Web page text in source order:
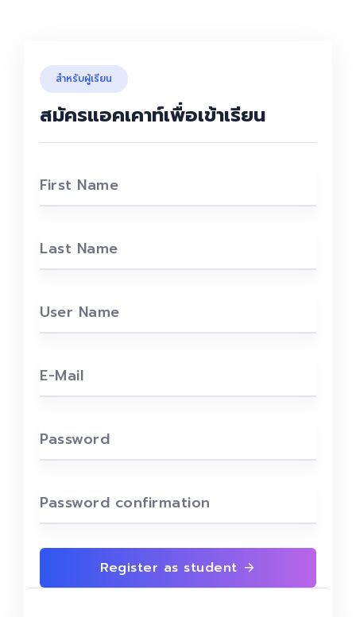
สำหรับผู้เรียน
สมัครแอคเคาท์เพื่อเข้าเรียน
First Name
Last Name
User Name
E-Mail
Password
Password confirmation
Register as student